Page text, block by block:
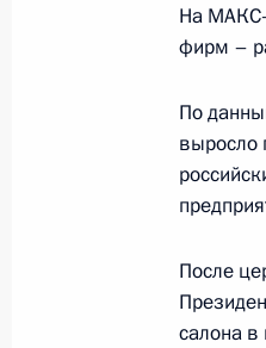
края
24
24
На МАКС-
фирм –
По
выросло
После
салона в